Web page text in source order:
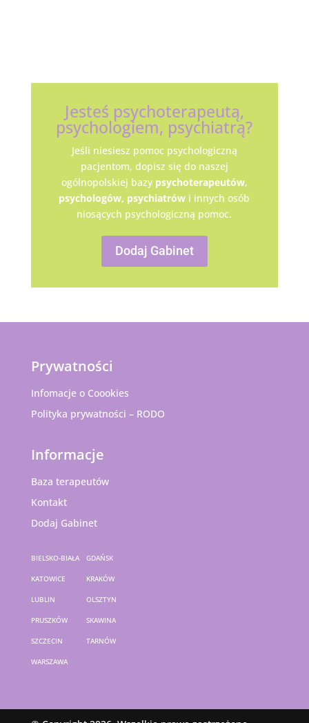
Jesteś psychoterapeutą,
psychologiem, psychiatrą?
Jeśli niesiesz pomoc psychologiczną
pacjentom, dopisz się do naszej
ogólnopolskiej bazy psychoterapeutów,
psychologów, psychiatrów i innych osób
niosących psychologiczną pomoc.
Dodaj Gabinet
Prywatności
Infomacje o Coookies
Polityka prywatności – RODO
Informacje
Baza terapeutów
Kontakt
Dodaj Gabinet
BIELSKO-BIAŁA GDAŃSK
KATOWICE KRAKÓW
LUBLIN OLSZTYN
PRUSZKÓW SKAWINA
SZCZECIN TARNÓW
WARSZAWA